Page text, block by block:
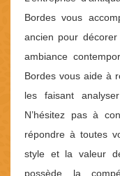
Bordes vous
ancien pour
ambiance
Bordes vous aide à
les faisant
N’hésitez pas à
répondre à toutes
style et la valeur
possède la